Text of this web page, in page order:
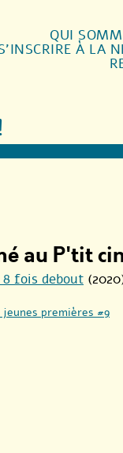
QUI
À LA
au P'tit
fois debout
jeunes premières #9